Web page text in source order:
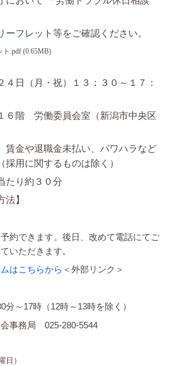
ーフレット等をご確認ください。
ト.pdf (0.65MB)
４日（月・祝）１３：３０～１７：
６階 労働委員会室（新潟市中央区
賃金や退職金未払い、パワハラなど
採用に関するものは除く）
たり約３０分
法】
約できます。後日、改めて電話にてご
いただきます。
はこちらから ＜外部リンク＞
17時（12時～13時を除く）
事務局 025-280-5544
日）